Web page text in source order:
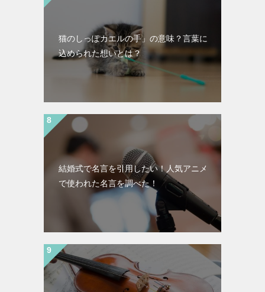
猫のしっぽカエルの手」の意味？言葉に
込められた想いとは？
結婚式で名言を引用したい！人気アニメ
で使われた名言を調べた！